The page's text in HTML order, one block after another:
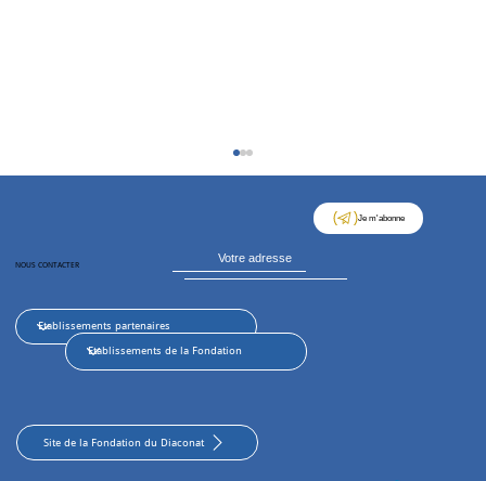
sport, de liens et de convivialité
Site de la Fondation du Diaconat
NOUS CONTACTER
Je m'abonne